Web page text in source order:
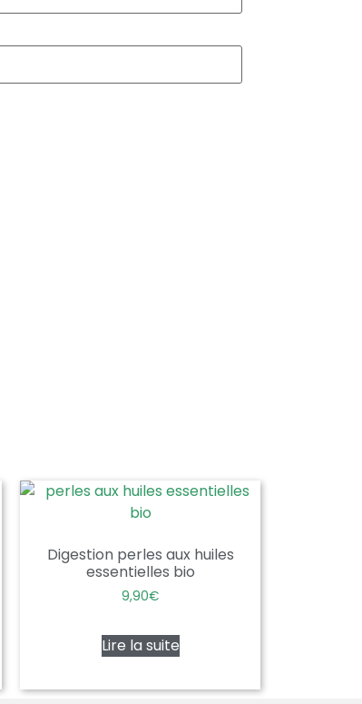
Digestion perles aux huiles
essentielles bio
9,90€
Lire la suite